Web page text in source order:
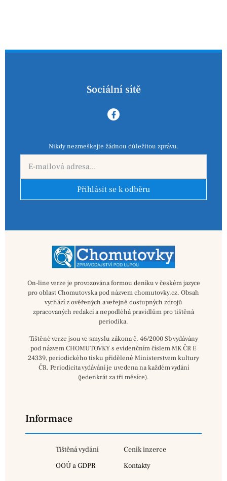
Sociální sítě
Nikdy nezmeškejte žádnou důležitou zprávu.
Přihlásit se k odběru
On-line verze je provozována formou deníku v českém jazyce
pro oblast Chomutovska pod názvem chomutovky.cz. Obsah
vychází z ověřených a veřejně dostupných zdrojů
zpracovaných redakcí a nepodléhá pravidlům pro tištěná
periodika.
Tištěné verze jsou ve smyslu zákona č. 46/2000 Sb vydávány
pod názvem CHOMUTOVKY s evidenčním číslem MK ČR E
24339, periodického tisku přidělené Ministerstvem kultury
ČR. Periodicita vydávání je uvedena na každém vydání
(jedenkrát za tři měsíce).
Informace
Tištěná vydání
Ceník inzerce
OOÚ a GDPR
Kontakty